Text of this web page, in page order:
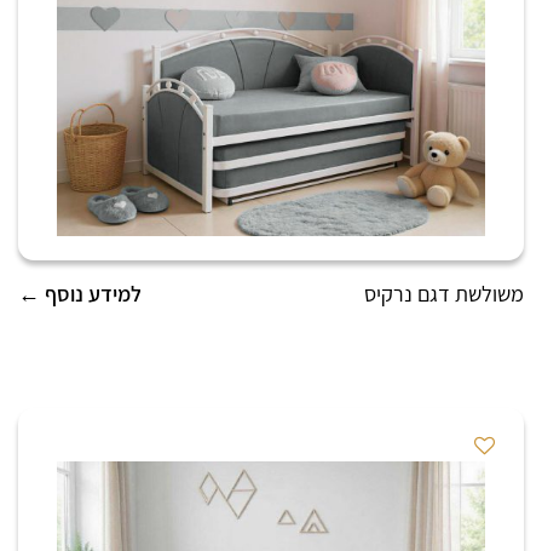
משולשת דגם נרקיס למידע נוסף ←